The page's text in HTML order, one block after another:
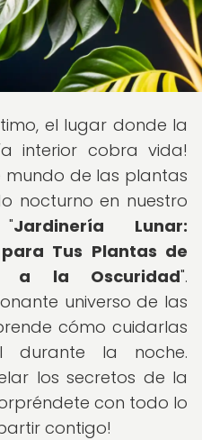
el lugar donde la
interior cobra vida!
mundo de las plantas
nocturno en nuestro
Jardinería Lunar:
Tus Plantas de
a la Oscuridad".
universo de las
cómo cuidarlas
durante la noche.
los secretos de la
con todo lo
contigo!